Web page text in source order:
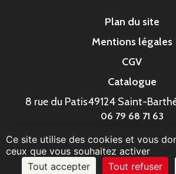
Plan du site
Mentions légales
CGV
Catalogue
8 rue du Patis49124 Saint-
06 79 68 71 63
© MonaGraphic 2023
Ce site utilise des cookies et vous
ceux que vous souhaitez activer
Tout accepter
Tout refuser